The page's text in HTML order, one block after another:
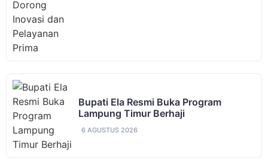
Bupati Ela Resmi Buka Program
Lampung Timur Berhaji
6 AGUSTUS 2026